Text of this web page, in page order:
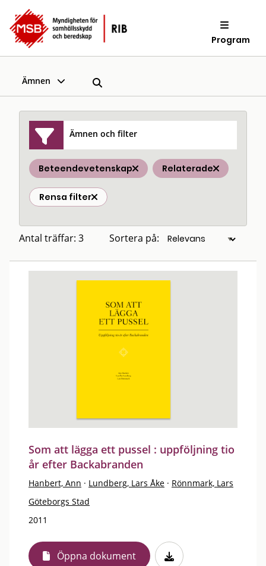
Program
Ämnen
Ämnen och filter
Beteendevetenskap Relaterade
Rensa filter
Antal träffar: 3 Sortera på:
Som att lägga ett pussel : uppföljning tio
år efter Backabranden
Hanbert, Ann · Lundberg, Lars Åke · Rönnmark, Lars
Göteborgs Stad
2011
Öppna dokument